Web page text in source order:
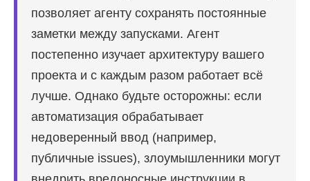
позволяет агенту сохранять постоянные
заметки между запусками. Агент
постепенно изучает архитектуру вашего
проекта и с каждым разом работает всё
лучше. Однако будьте осторожны: если
автоматизация обрабатывает
недоверенный ввод (например,
публичные issues), злоумышленники могут